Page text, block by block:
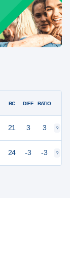
BC DIFF RATIO
21 3 3 ?
24 -3 -3 ?